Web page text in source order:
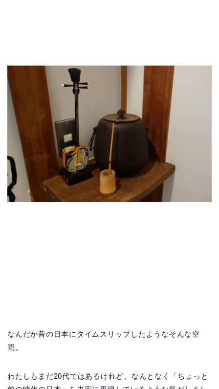
なんだか昔の日本にタイムスリップしたようなそんな空
間。
わたしもまだ20代ではあるけれど、なんとなく「ちょっと